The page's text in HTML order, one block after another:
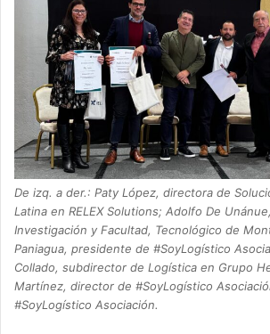
De izq. a der.: Paty López, directora de
Latina en RELEX Solutions; Adolfo De
Investigación y Facultad, Tecnológico de
Paniagua, presidente de #SoyLogístico
Collado, subdirector de Logística en Grupo
Martínez, director de #SoyLogístico
#SoyLogístico Asociación.